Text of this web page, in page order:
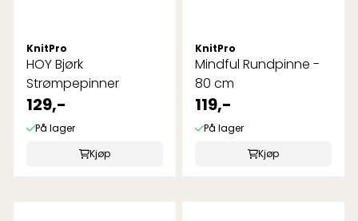
KnitPro
HOY Bjørk
Strømpepinner
129,-
På lager
Kjøp
KnitPro
Mindful Rundpinne -
80 cm
119,-
På lager
Kjøp